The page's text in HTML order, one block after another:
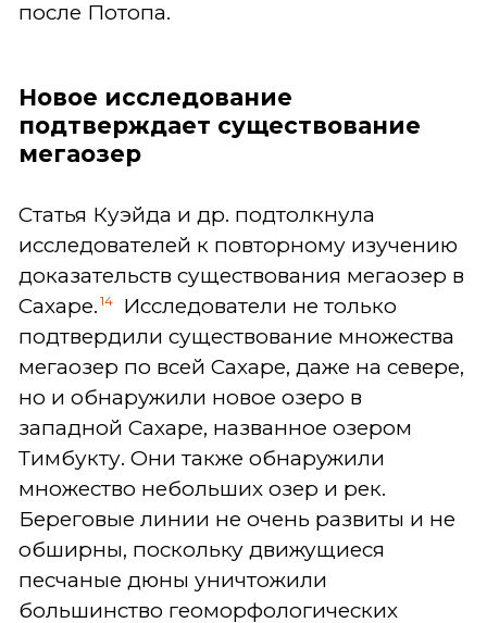
после Потопа.
Новое исследование
подтверждает существование
мегаозер
Статья Куэйда и др. подтолкнула
исследователей к повторному изучению
доказательств существования мегаозер в
Сахаре. 14
Исследователи не только
подтвердили существование множества
мегаозер по всей Сахаре, даже на севере,
но и обнаружили новое озеро в
западной Сахаре, названное озером
Тимбукту. Они также обнаружили
множество небольших озер и рек.
Береговые линии не очень развиты и не
обширны, поскольку движущиеся
песчаные дюны уничтожили
большинство геоморфологических